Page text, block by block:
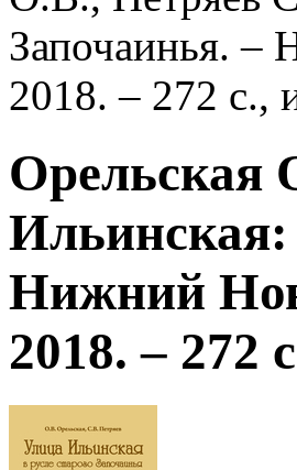
Започаинья.
2018. – 272 с.,
Орельская
Ильинская:
Нижний
2018. – 272